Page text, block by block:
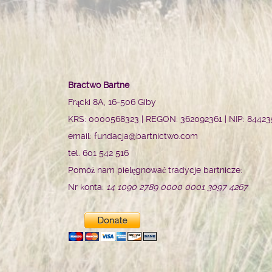
Bractwo Bartne
Frącki 8A, 16-506 Giby
KRS: 0000568323 | REGON: 362092361 | NIP:
email: fundacja@bartnictwo.com
tel. 601 542 516
Pomóż nam pielęgnować tradycje bartnicze:
Nr konta: 14 1090 2789 0000 0001 3097 4267